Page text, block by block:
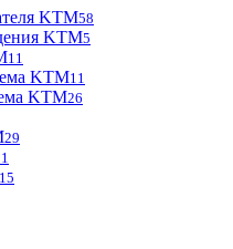
KTM58
KTM5
11
KTM11
KTM26
29
15